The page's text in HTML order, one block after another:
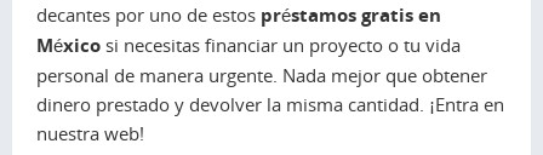
decantes por uno de estos préstamos gratis en
México si necesitas financiar un proyecto o tu vida
personal de manera urgente. Nada mejor que obtener
dinero prestado y devolver la misma cantidad. ¡Entra en
nuestra web!